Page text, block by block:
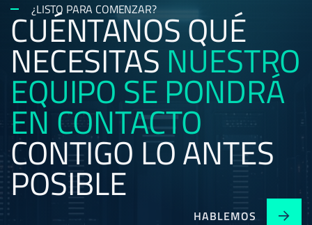
¿LISTO PARA COMENZAR?
CUÉNTANOS QUÉ
NECESITAS NUESTRO
EQUIPO SE PONDRÁ
EN CONTACTO
CONTIGO LO ANTES
POSIBLE
HABLEMOS